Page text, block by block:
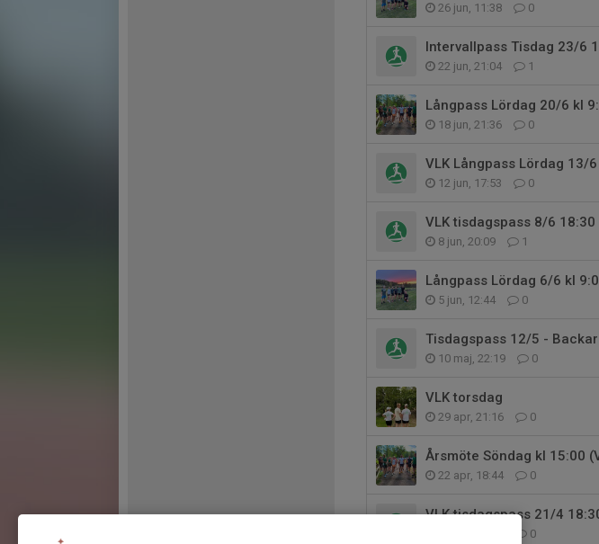
26 jun, 11:38 0
Intervallpass Tisdag 23/6
22 jun, 21:04 1
Långpass Lördag 20/6 kl
18 jun, 21:36 0
VLK Långpass Lördag 13/
12 jun, 17:53 0
VLK tisdagspass 8/6 18:30
8 jun, 20:09 1
Långpass Lördag 6/6 kl
5 jun, 12:44 0
Tisdagspass 12/5 -
10 maj, 22:19 0
VLK torsdag
29 apr, 21:16 0
Årsmöte Söndag kl 15:00
22 apr, 18:44 0
VLK tisdagspass 21/4
0